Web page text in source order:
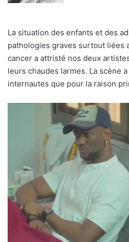
La situation des enfants et des
pathologies graves surtout liées
cancer a attristé nos deux
leurs chaudes larmes. La scène
internautes que pour la raison